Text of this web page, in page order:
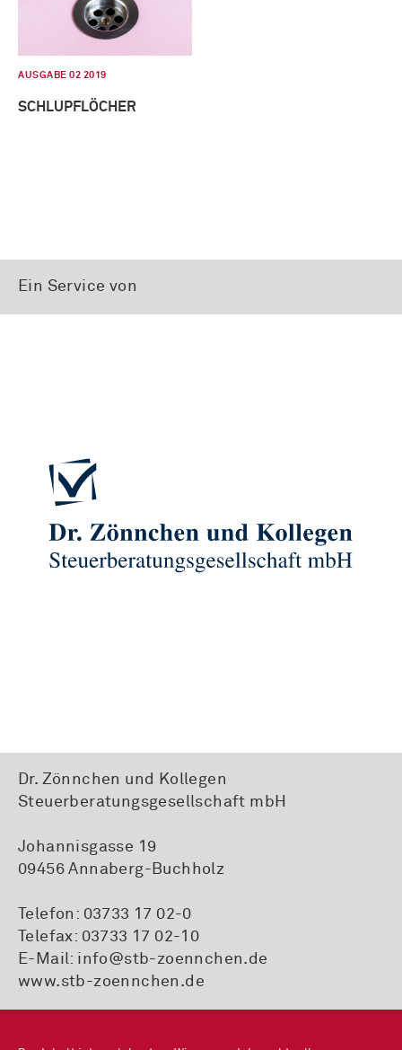
AUSGABE 02 2019
SCHLUPFLÖCHER
Ein Service von
Dr. Zönnchen und Kollegen
Steuerberatungsgesellschaft mbH
Johannisgasse 19
09456 Annaberg-Buchholz
Telefon: 03733 17 02-0
Telefax: 03733 17 02-10
E-Mail: info@stb-zoennchen.de
www.stb-zoennchen.de